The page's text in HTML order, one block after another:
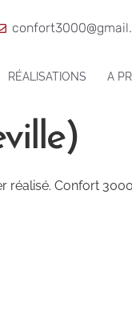
RÉALISATIONS A
réalisé. Confort